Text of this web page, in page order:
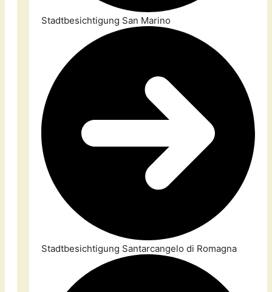
Stadtbesichtigung San Marino
Stadtbesichtigung Santarcangelo di Romagna